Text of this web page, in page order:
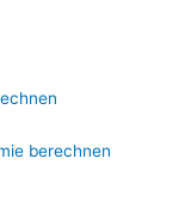
berechnen